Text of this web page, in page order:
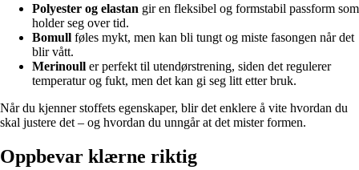
Polyester og elastan gir en fleksibel og formstabil passform som
holder seg over tid.
Bomull føles mykt, men kan bli tungt og miste fasongen når det
blir vått.
Merinoull er perfekt til utendørstrening, siden det regulerer
temperatur og fukt, men det kan gi seg litt etter bruk.
Når du kjenner stoffets egenskaper, blir det enklere å vite hvordan du
skal justere det – og hvordan du unngår at det mister formen.
Oppbevar klærne riktig